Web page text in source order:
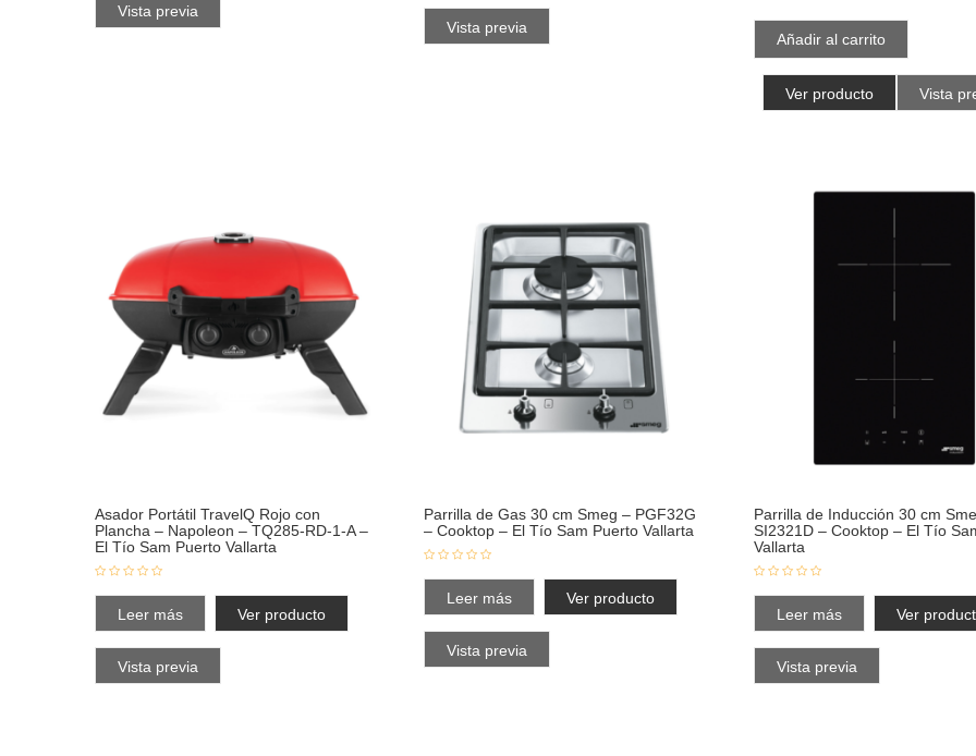
Vista previa
Vista previa
Añadir al carrito
Ver producto Vista
Asador Portátil TravelQ Rojo con
Plancha – Napoleon – TQ285-RD-1-A –
El Tío Sam Puerto Vallarta
Leer más Ver producto
Vista previa
Parrilla de Gas 30 cm Smeg – PGF32G
– Cooktop – El Tío Sam Puerto Vallarta
Leer más Ver producto
Vista previa
Parrilla de Inducción 30 cm
SI2321D – Cooktop – El Tío
Vallarta
Leer más Ver
Vista previa